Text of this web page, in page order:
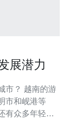
展潜力
市？ 越南的游
市和岘港等
有众多年轻人